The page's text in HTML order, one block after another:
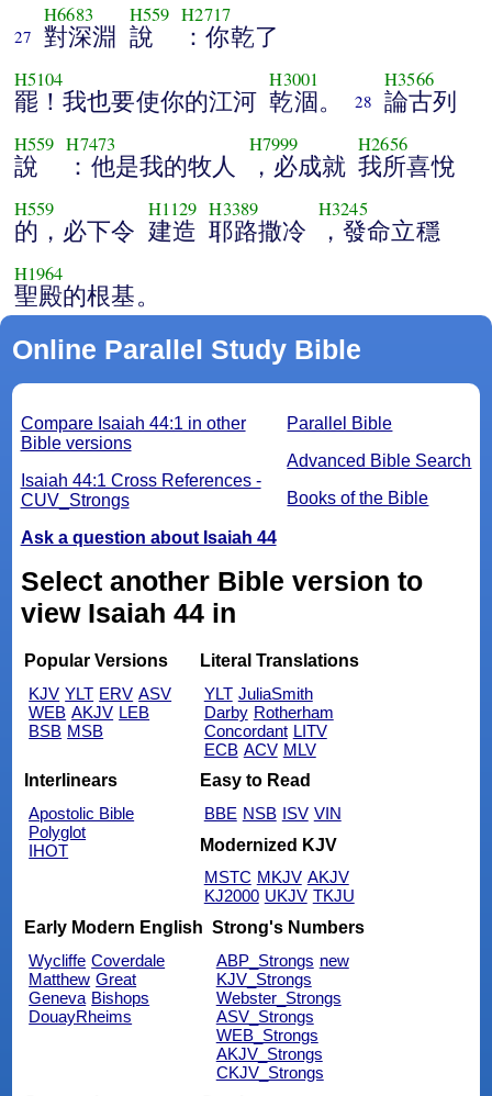
27
H6683
對深淵
H559
說
H2717
：你乾了
H5104
罷！我也要使你的江河
H3001
乾涸。 28
H3566
論古列
H559
說
H7473
：他是我的牧人
H7999
，必成就
H2656
我所喜悅
H559
的，必下令
H1129
建造
H3389
耶路撒冷
H3245
，發命立穩
H1964
聖殿的根基。
Online Parallel Study Bible
Parallel Bible
Advanced Bible Search
Books of the Bible
Compare Isaiah 44:1 in other
Bible versions
Isaiah 44:1 Cross References -
CUV_Strongs
Ask a question about Isaiah 44
Select another Bible version to
view Isaiah 44 in
Popular Versions
KJV YLT ERV ASV
WEB AKJV LEB
BSB MSB
Literal Translations
YLT JuliaSmith
Darby Rotherham
Concordant LITV
ECB ACV MLV
Interlinears
Apostolic Bible
Polyglot
IHOT
Easy to Read
BBE NSB ISV VIN
Modernized KJV
MSTC MKJV AKJV
KJ2000 UKJV TKJU
Early Modern English
Wycliffe Coverdale
Matthew Great
Geneva Bishops
DouayRheims
Strong's Numbers
ABP_Strongs new
KJV_Strongs
Webster_Strongs
ASV_Strongs
WEB_Strongs
AKJV_Strongs
CKJV_Strongs